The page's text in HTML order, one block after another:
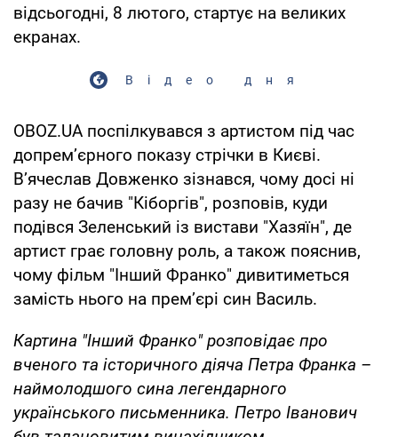
відсьогодні, 8 лютого, стартує на великих
екранах.
Відео дня
OBOZ.UA поспілкувався з артистом під час
допрем’єрного показу стрічки в Києві.
В’ячеслав Довженко зізнався, чому досі ні
разу не бачив "Кіборгів", розповів, куди
подівся Зеленський із вистави "Хазяїн", де
артист грає головну роль, а також пояснив,
чому фільм "Інший Франко" дивитиметься
замість нього на прем’єрі син Василь.
Картина "Інший Франко" розповідає про
вченого та історичного діяча Петра Франка –
наймолодшого сина легендарного
українського письменника. Петро Іванович